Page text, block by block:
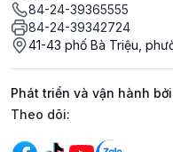
84-24-39365555
84-24-39342724
41-43 phố Bà Triệu,
Phát triển và vận hành
Mạng xã hội
Theo dõi: